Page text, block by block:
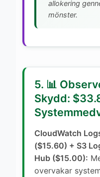
allokering
mönster.
5. 📊
Skydd:
CloudWatch
($15.60) + S3
Hub ($15.00):
overvakar